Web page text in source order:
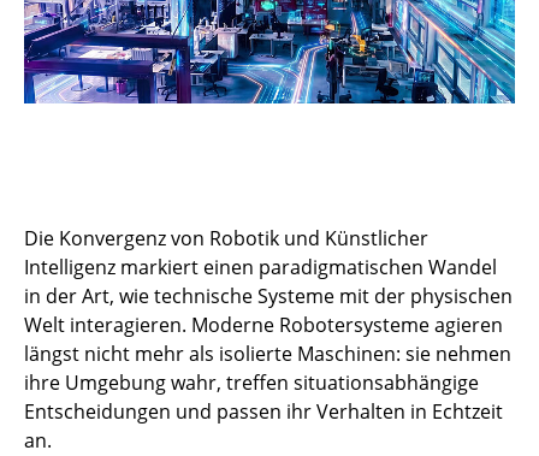
Die Konvergenz von Robotik und Künstlicher
Intelligenz markiert einen paradigmatischen Wandel
in der Art, wie technische Systeme mit der physischen
Welt interagieren. Moderne Robotersysteme agieren
längst nicht mehr als isolierte Maschinen: sie nehmen
ihre Umgebung wahr, treffen situationsabhängige
Entscheidungen und passen ihr Verhalten in Echtzeit
an.